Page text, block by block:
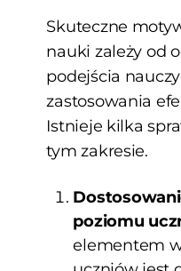
Skuteczne
nauki zależy od
podejścia
zastosowania
Istnieje kilka
tym zakresie.
poziomu
elementem